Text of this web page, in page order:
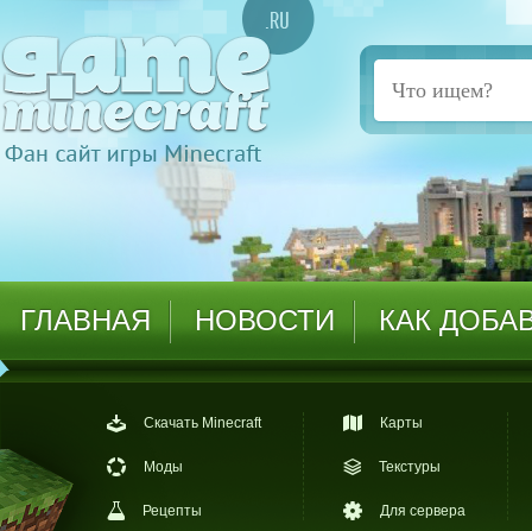
ГЛАВНАЯ НОВОСТИ КАК
Скачать Minecraft
Моды
Рецепты
Карты
Текстуры
Для сервера